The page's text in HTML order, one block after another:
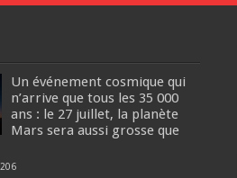
Un événement cosmique qui
n’arrive que tous les 35 000
ans : le 27 juillet, la planète
Mars sera aussi grosse que
206